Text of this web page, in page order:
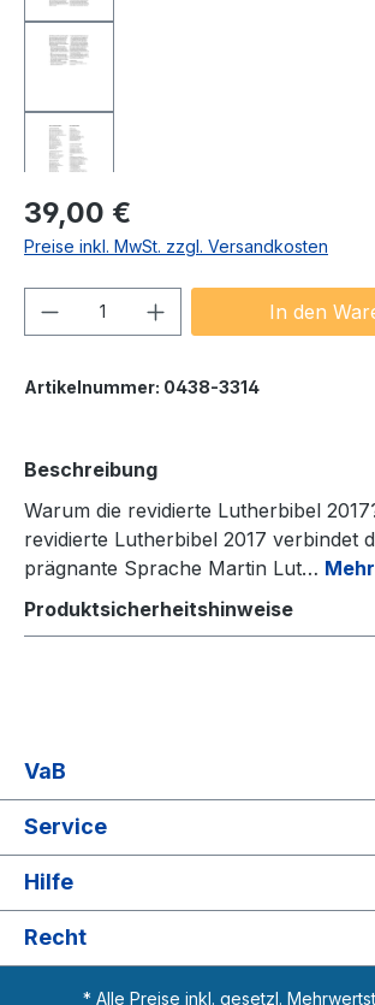
Regulärer Preis:
39,00 €
Preise inkl. MwSt. zzgl. Versandkosten
Produkt Anzahl: Gib den
In den
Artikelnummer: 0438-3314
Beschreibung
Warum die revidierte Lutherbibel
revidierte Lutherbibel 2017 verbindet
prägnante Sprache Martin Lut… Mehr
Produktsicherheitshinweise
VaB
Service
Hilfe
Recht
* Alle Preise inkl. gesetzl.